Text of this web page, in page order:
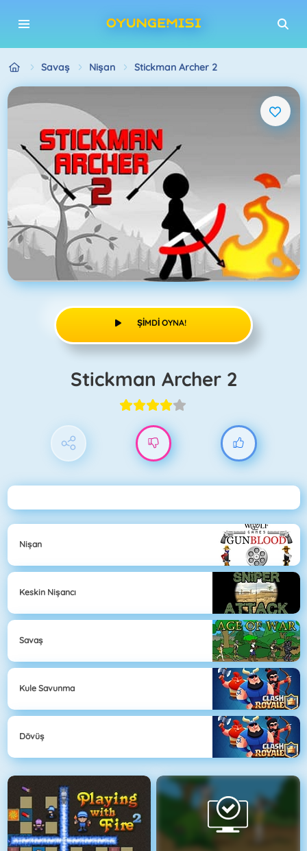
Savaş Nişan Stickman Archer 2
ŞIMDI OYNA!
Stickman Archer 2
Nişan
Keskin Nişancı
Savaş
Kule Savunma
Dövüş